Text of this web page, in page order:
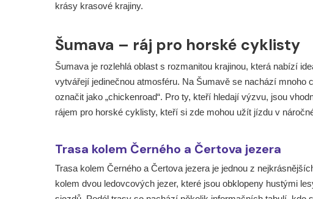
krásy krasové krajiny.
Šumava – ráj pro horské cyklisty
Šumava je rozlehlá oblast s rozmanitou krajinou, která nabízí
vytvářejí jedinečnou atmosféru. Na Šumavě se nachází
označit jako „chickenroad“. Pro ty, kteří hledají výzvu, jsou
rájem pro horské cyklisty, kteří si zde mohou užít jízdu v
Trasa kolem Černého a Čertova jezera
Trasa kolem Černého a Čertova jezera je jednou z
kolem dvou ledovcových jezer, které jsou obklopeny hustými